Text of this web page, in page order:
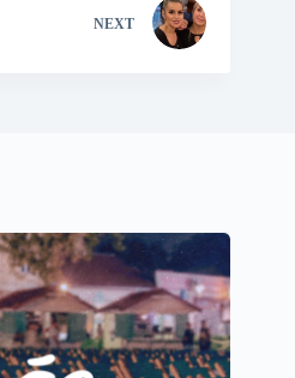
NEXT